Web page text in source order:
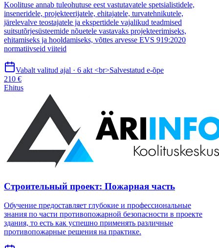
Koolituse annab tuleohutuse eest vastutavatele spetsialistidele,
inseneridele, projekteerijatele, ehitajatele, turvatehnikutele,
järelevalve teostajatele ja ekspertidele vajalikud teadmised
suitsutõrjesüsteemide nõuetele vastavaks projekteerimiseks,
ehitamiseks ja hooldamiseks, võttes arvesse EVS 919:2020
normatiivseid viiteid
Vabalt valitud ajal · 6 akt <br>Salvestatud e-õpe
210 €
Ehitus
Строительный проект: Пожарная часть
Обучение предоставляет глубокие и профессиональные
знания по части противопожарной безопасности в проекте
здания, то есть как успешно применять различные
противопожарные решения на практике.